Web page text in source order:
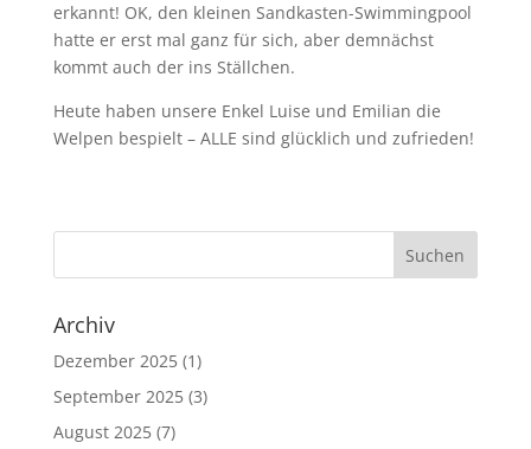
erkannt! OK, den kleinen Sandkasten-Swimmingpool
hatte er erst mal ganz für sich, aber demnächst
kommt auch der ins Ställchen.
Heute haben unsere Enkel Luise und Emilian die
Welpen bespielt – ALLE sind glücklich und zufrieden!
Archiv
Dezember 2025(1)
September 2025(3)
August 2025(7)